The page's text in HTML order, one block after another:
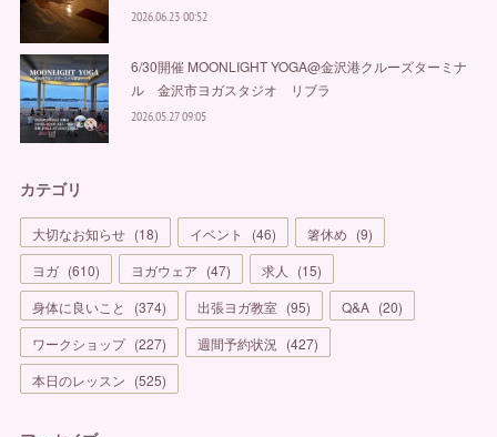
2026.06.23 00:52
6/30開催 MOONLIGHT YOGA@金沢港クルーズターミナ
ル 金沢市ヨガスタジオ リブラ
2026.05.27 09:05
カテゴリ
大切なお知らせ (18) イベント (46) 箸休め (9)
ヨガ (610) ヨガウェア (47) 求人 (15)
身体に良いこと
(374) 出張ヨガ教室 (95) Q&A (20)
ワークショップ (227) 週間予約状況 (427)
本日のレッスン (525)